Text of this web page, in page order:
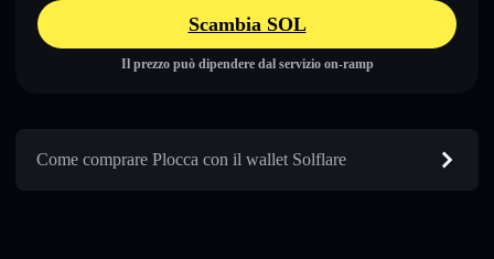
Scambia SOL
Il prezzo può dipendere dal servizio on-ramp
Come comprare Plocca con il wallet Solflare